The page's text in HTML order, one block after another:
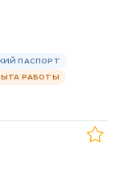
ПАСПОРТ
РАБОТЫ